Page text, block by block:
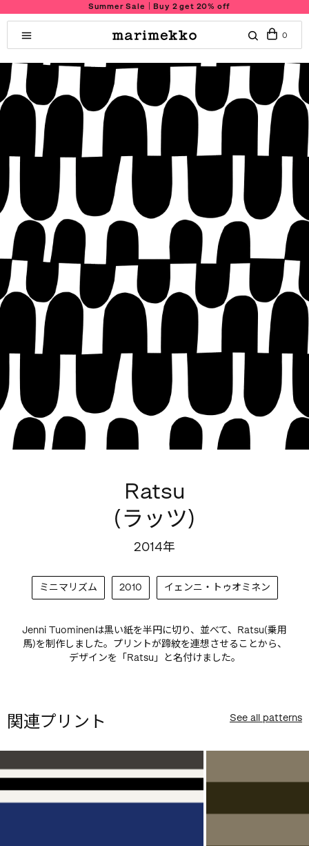
Summer Sale｜Buy 2 get 20% off
0
Ratsu
(ラッツ)
2014年
ミニマリズム 2010 イェンニ・トゥオミネン
Jenni Tuominenは黒い紙を半円に切り、並べて、Ratsu(乗用
馬)を制作しました。プリントが蹄紋を連想させることから、
デザインを「Ratsu」と名付けました。
関連プリント See all patterns